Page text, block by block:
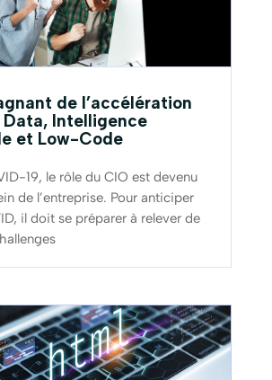
de l’accélération
Intelligence
et Low-Code
19, le rôle du CIO est devenu
de l’entreprise. Pour anticiper
il doit se préparer à relever de